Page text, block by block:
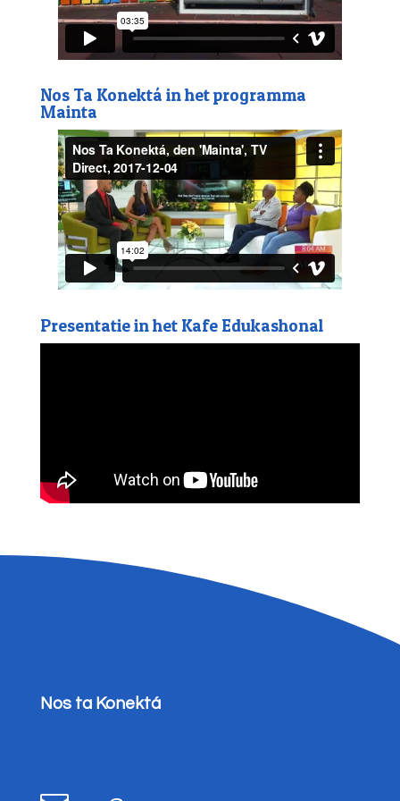
Nos Ta Konektá in het programma
Mainta
Presentatie in het Kafe Edukashonal
Nos ta Konektá